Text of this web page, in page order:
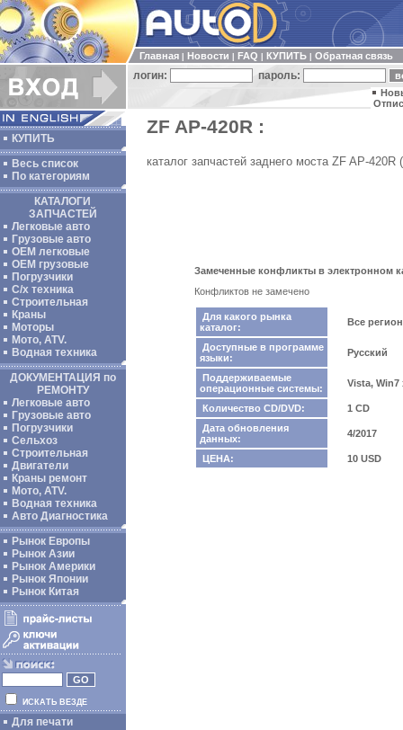
Главная Новости FAQ КУПИТЬ Обратная связь
логин: пароль:
КУПИТЬ
Весь список
По категориям
КАТАЛОГИ
ЗАПЧАСТЕЙ
Легковые авто
Грузовые авто
ОЕМ легковые
OEM грузовые
Погрузчики
С/х техника
Строительная
Краны
Моторы
Мото, ATV.
Водная техника
ДОКУМЕНТАЦИЯ по
РЕМОНТУ
Легковые авто
Грузовые авто
Погрузчики
Сельхоз
Строительная
Двигатели
Краны ремонт
Мото, ATV.
Водная техника
Авто Диагностика
Рынок Европы
Рынок Азии
Рынок Америки
Рынок Японии
Рынок Китая
ИСКАТЬ ВЕЗДЕ
Для печати
ZF AP-420R :
каталог запчастей заднего моста ZF AP-420R
Замеченные конфликты в электронном
Конфликтов не замечено
Для какого рынка
каталог:
Все
Доступные в программе
языки:
Русский
Поддерживаемые
операционные системы:
Vista, Win7
Количество CD/DVD:
1 CD
Дата обновления
данных:
4/2017
ЦЕНА: 10 USD